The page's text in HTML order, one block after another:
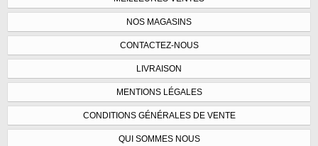
NOS MAGASINS
CONTACTEZ-NOUS
LIVRAISON
MENTIONS LÉGALES
CONDITIONS GÉNÉRALES DE VENTE
QUI SOMMES NOUS